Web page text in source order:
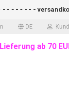
DE
- - - - - -
ab 70